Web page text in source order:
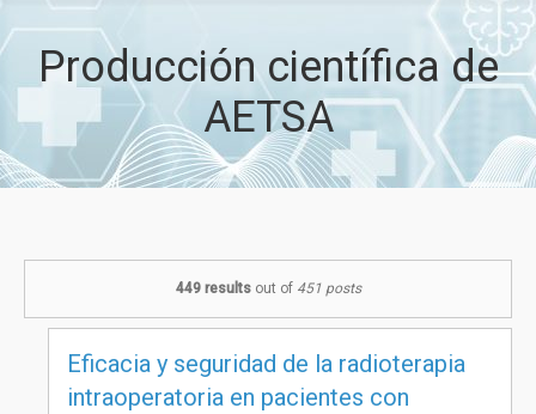
Producción científica de
AETSA
449 resultsout of 451 posts
Eficacia y seguridad de la radioterapia
intraoperatoria en pacientes con